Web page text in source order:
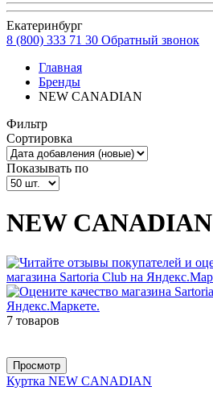
Екатеринбург
8 (800) 333 71 30 Обратный звонок
Главная
Бренды
NEW CANADIAN
Фильтр
Сортировка
Показывать по
NEW CANADIAN
7 товаров
Просмотр
Куртка NEW CANADIAN